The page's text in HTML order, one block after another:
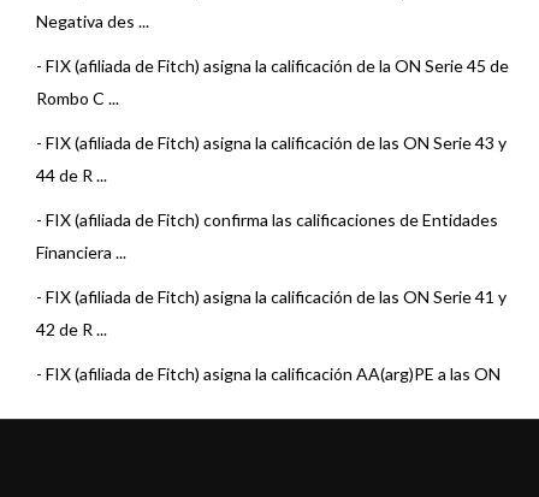
Negativa des ...
- FIX (afiliada de Fitch) asigna la calificación de la ON Serie 45 de
Rombo C ...
- FIX (afiliada de Fitch) asigna la calificación de las ON Serie 43 y
44 de R ...
- FIX (afiliada de Fitch) confirma las calificaciones de Entidades
Financiera ...
- FIX (afiliada de Fitch) asigna la calificación de las ON Serie 41 y
42 de R ...
- FIX (afiliada de Fitch) asigna la calificación AA(arg)PE a las ON